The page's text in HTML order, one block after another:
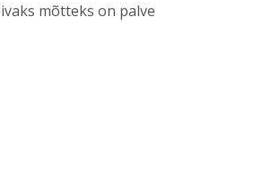
mõtteks on palve